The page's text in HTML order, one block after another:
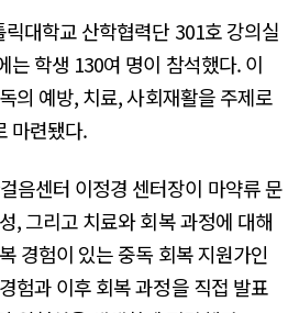
대학교 산학협력단 301호 강의실
는 학생 130여 명이 참석했다. 이
의 예방, 치료, 사회재활을 주제로
마련됐다.
음센터 이정경 센터장이 마약류 문
, 그리고 치료와 회복 과정에 대해
경험이 있는 중독 회복 지원가인
험과 이후 회복 과정을 직접 발표